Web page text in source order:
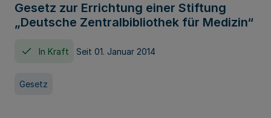
Gesetz zur Errichtung einer Stiftung
„Deutsche Zentralbibliothek für Medizin“
In Kraft Seit 01. Januar 2014
Gesetz